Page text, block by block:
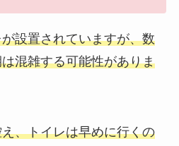
設置されていますが、数
混雑する可能性がありま
、トイレは早めに行くの